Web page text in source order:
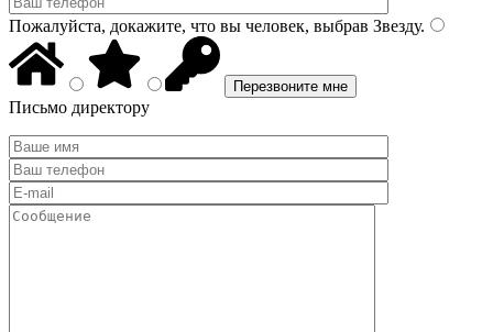
Пожалуйста, докажите, что вы человек, выбрав Звезду.
Письмо директору